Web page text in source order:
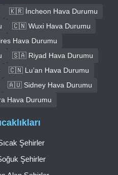
🇰🇷 İncheon Hava Durumu
🇨🇳 Wuxi Hava Durumu
Hava Durumu
🇸🇦 Riyad Hava Durumu
🇨🇳 Lu’an Hava Durumu
🇦🇺 Sidney Hava Durumu
Hava Durumu
Şehirler
Şehirler